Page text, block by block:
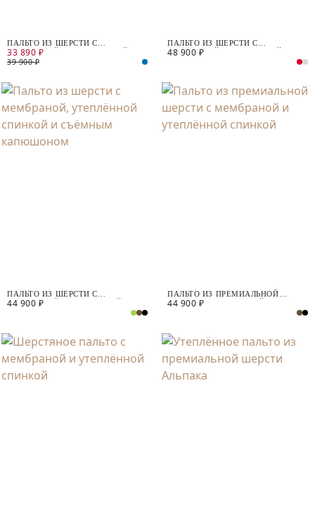
ПАЛЬТО ИЗ ШЕРСТИ С
МЕМБРАНОЙ И УТЕПЛЁННОЙ
СПИНКОЙ
33 890 ₽
39 900 ₽
ПАЛЬТО ИЗ ШЕРСТИ С
МЕМБРАНОЙ, УТЕПЛЁННОЙ
48 900 ₽
ПАЛЬТО ИЗ ШЕРСТИ С
МЕМБРАНОЙ, УТЕПЛЁННОЙ
44 900 ₽
ПАЛЬТО ИЗ ПРЕМИАЛЬНОЙ
ШЕРСТИ С МЕМБРАНОЙ И
44 900 ₽